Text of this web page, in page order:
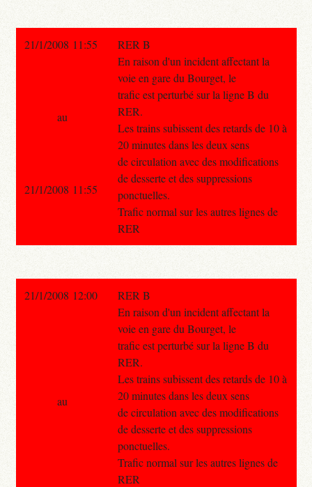
21/1/2008 11:55
RER B
En raison d'un incident affectant la
voie en gare du Bourget, le
trafic est perturbé sur la ligne B du
RER.
Les trains subissent des retards de 10 à
20 minutes dans les deux sens
de circulation avec des modifications
de desserte et des suppressions
ponctuelles.
Trafic normal sur les autres lignes de
RER
au
21/1/2008 11:55
21/1/2008 12:00
RER B
En raison d'un incident affectant la
voie en gare du Bourget, le
trafic est perturbé sur la ligne B du
RER.
Les trains subissent des retards de 10 à
20 minutes dans les deux sens
de circulation avec des modifications
de desserte et des suppressions
ponctuelles.
Trafic normal sur les autres lignes de
RER
au